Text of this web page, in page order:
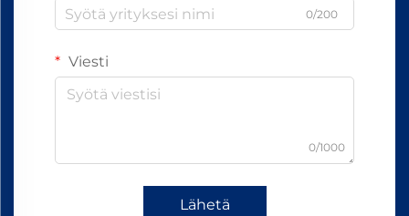
0/200
Viesti
0/1000
Lähetä